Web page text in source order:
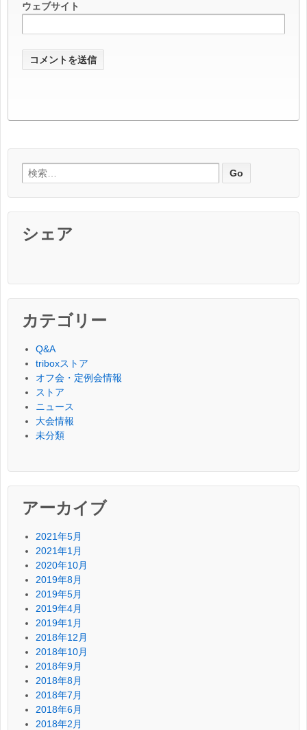
ウェブサイト
検索:
シェア
カテゴリー
Q&A
triboxストア
オフ会・定例会情報
ストア
ニュース
大会情報
未分類
アーカイブ
2021年5月
2021年1月
2020年10月
2019年8月
2019年5月
2019年4月
2019年1月
2018年12月
2018年10月
2018年9月
2018年8月
2018年7月
2018年6月
2018年2月